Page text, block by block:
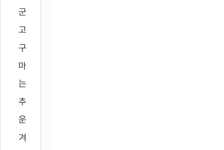
군
고
구
마
는
추
운
겨